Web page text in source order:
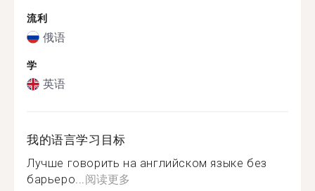
流利
俄语
学
英语
我的语言学习目标
Лучше говорить на английском языке без
барьеро...阅读更多